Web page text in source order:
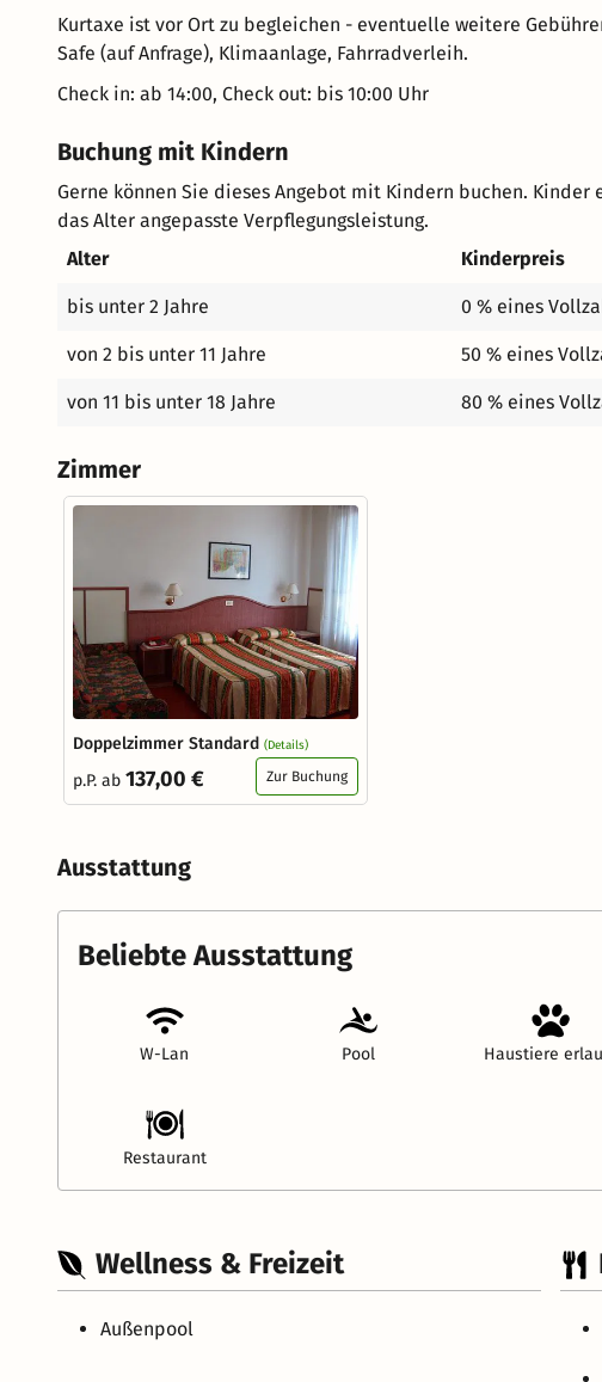
Kurtaxe ist vor Ort zu begleichen - eventuelle weitere
Safe (auf Anfrage), Klimaanlage, Fahrradverleih.
Check in: ab 14:00, Check out: bis 10:00 Uhr
Buchung mit Kindern
Gerne können Sie dieses Angebot mit Kindern buchen.
das Alter angepasste Verpflegungsleistung.
Alter
Kinderpreis
bis unter 2 Jahre 0 % eines
von 2 bis unter 11 Jahre 50 % eines
von 11 bis unter 18 Jahre 80 % eines
Zimmer
Doppelzimmer Standard (Details)
p.P. ab 137,00 € Zur Buchung
Ausstattung
Beliebte Ausstattung
W-Lan Pool Haustiere
Restaurant
Wellness & Freizeit
Außenpool